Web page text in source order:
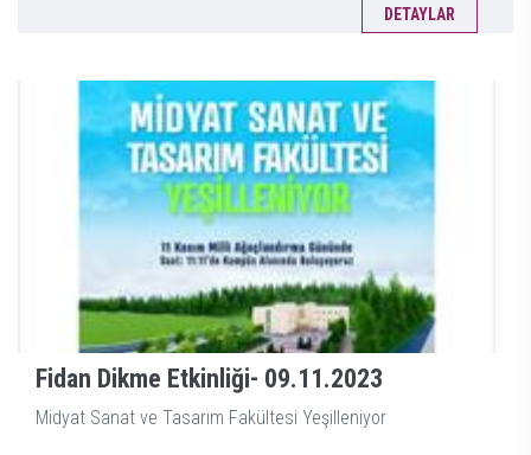
DETAYLAR
Fidan Dikme Etkinliği- 09.11.2023
Midyat Sanat ve Tasarım Fakültesi Yeşilleniyor